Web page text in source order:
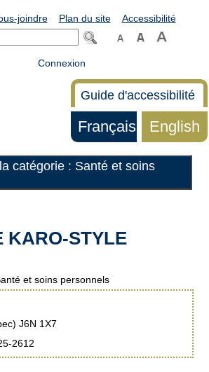
joindre Plan du site Accessibilité
Connexion
Guide d'accessibilité
Français English
catégorie : Santé et soins
KARO-STYLE
et soins personnels
J6N 1X7
2612